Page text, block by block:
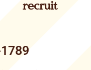
recruit